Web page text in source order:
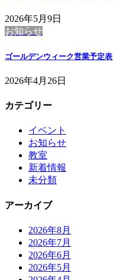
2026年5月9日
お知らせ
ゴールデンウィーク営業予定表
2026年4月26日
カテゴリー
イベント
お知らせ
教室
新着情報
未分類
アーカイブ
2026年8月
2026年7月
2026年6月
2026年5月